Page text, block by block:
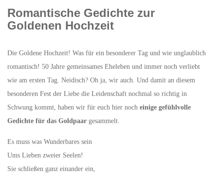
Romantische Gedichte zur
Goldenen Hochzeit
Die Goldene Hochzeit! Was für ein besonderer Tag und wie unglaublich
romantisch! 50 Jahre gemeinsames Eheleben und immer noch verliebt
wie am ersten Tag. Neidisch? Oh ja, wir auch. Und damit an diesem
besonderen Fest der Liebe die Leidenschaft nochmal so richtig in
Schwung kommt, haben wir für euch hier noch einige gefühlvolle
Gedichte für das Goldpaar gesammelt.
Es muss was Wunderbares sein
Ums Lieben zweier Seelen!
Sie schließen ganz einander ein,